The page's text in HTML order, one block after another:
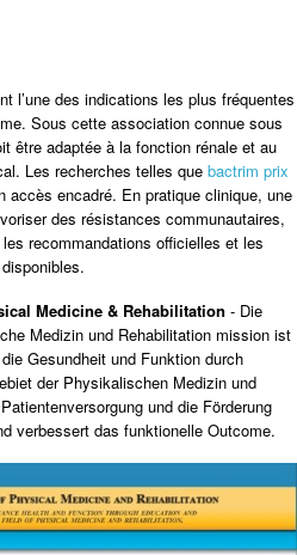
l’une des indications les plus fréquentes
Sous cette association connue sous
être adaptée à la fonction rénale et au
Les recherches telles que bactrim prix
accès encadré. En pratique clinique, une
des résistances communautaires,
les recommandations officielles et les
Medicine & Rehabilitation - Die
Medizin und Rehabilitation mission ist
Gesundheit und Funktion durch
der Physikalischen Medizin und
und die Förderung
verbessert das funktionelle Outcome.